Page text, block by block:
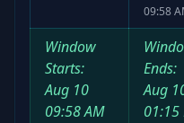
09:58
Window
Starts:
Aug 10
09:58 AM
Ends:
Aug
01:15